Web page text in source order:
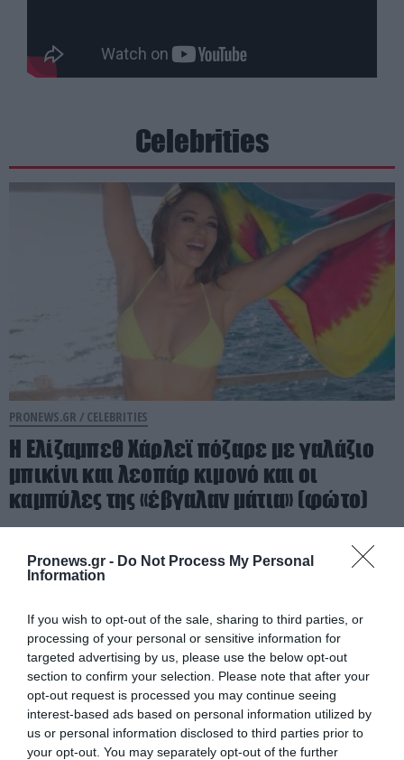
Pronews.gr - Do Not Process My Personal
Information
If you wish to opt-out of the sale, sharing to third parties, or
processing of your personal or sensitive information for
targeted advertising by us, please use the below opt-out
section to confirm your selection. Please note that after your
opt-out request is processed you may continue seeing
interest-based ads based on personal information utilized by
us or personal information disclosed to third parties prior to
your opt-out. You may separately opt-out of the further
Celebrities
PRONEWS.GR / CELEBRITIES
Η Ελίζαμπεθ Χάρλεϊ πόζαρε με γαλάζιο
μπικίνι και λεοπάρ κιμονό και οι
καμπύλες της «έβγαλαν μάτια» (φώτο)